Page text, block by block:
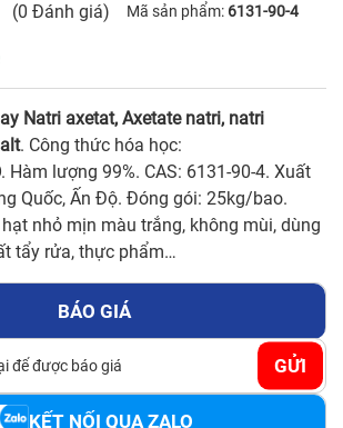
(0 Đánh giá) Mã sản phẩm: 6131-90-4
Natri axetat, Axetate natri, natri
. Công thức hóa học:
Hàm lượng 99%. CAS: 6131-90-4. Xuất
Quốc, Ấn Độ. Đóng gói: 25kg/bao.
nhỏ mịn màu trắng, không mùi, dùng
tẩy rửa, thực phẩm…
BÁO GIÁ
GỬI
KẾT NỐI QUA ZALO